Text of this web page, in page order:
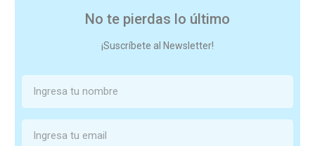
No te pierdas lo último
¡Suscríbete al Newsletter!